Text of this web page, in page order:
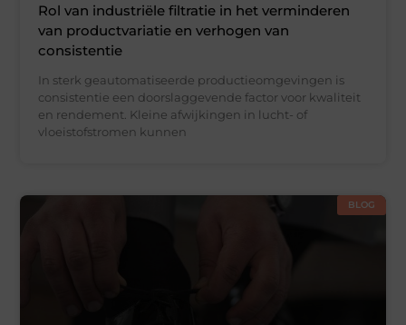
Rol van industriële filtratie in het verminderen
van productvariatie en verhogen van
consistentie
In sterk geautomatiseerde productieomgevingen is
consistentie een doorslaggevende factor voor kwaliteit
en rendement. Kleine afwijkingen in lucht- of
vloeistofstromen kunnen
BLOG